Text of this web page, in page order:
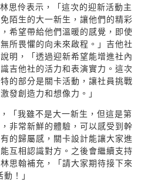
思伶表示，「這次的迎新活動主
陌生的大一新生，讓他們的精彩
希望帶給他們溫暖的感覺，即使
所畏懼的向未來啟程。」吉他社
明，「透過迎新希望能增進社內
吉他社的活力和表演實力。這次
的部分是關卡活動，讓社員挑戰
發創造力和想像力。」
「我雖不是大一新生，但這是第
非常新鮮的體驗，可以感受到幹
的歸屬感，關卡設計能讓大家進
互相認識對方。之後會繼續支持
思翰補充，「請大家期待接下來
！」